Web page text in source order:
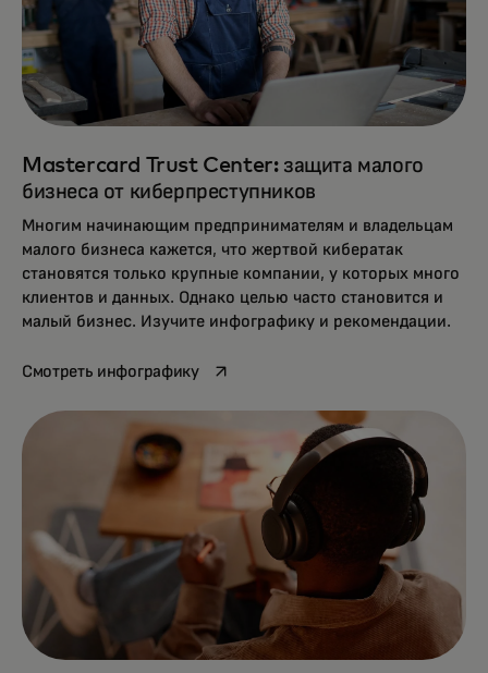
Mastercard Trust Center: защита малого
бизнеса от киберпреступников
Многим начинающим предпринимателям и владельцам
малого бизнеса кажется, что жертвой кибератак
становятся только крупные компании, у которых много
клиентов и данных. Однако целью часто становится и
малый бизнес. Изучите инфографику и рекомендации.
Смотреть инфографикуopens in a new tab